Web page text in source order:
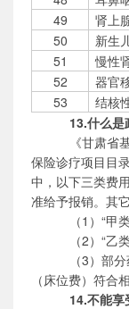
49
肾上
50
新生
51
慢性
52
器官
53
结核
13.什么是
《甘肃省
保险诊疗项目目
中，以下三类费
准给予报销。其
（1）“甲
（2）“乙
（3）部
（床位费）符合
14.不能享